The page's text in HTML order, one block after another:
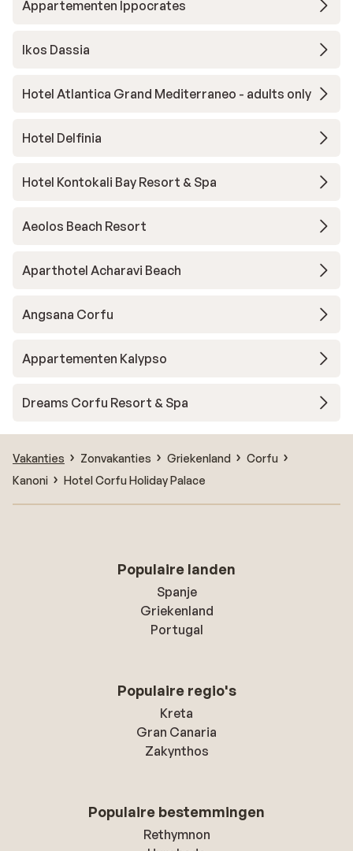
Appartementen Ippocrates
Ikos Dassia
Hotel Atlantica Grand Mediterraneo - adults only
Hotel Delfinia
Hotel Kontokali Bay Resort & Spa
Aeolos Beach Resort
Aparthotel Acharavi Beach
Angsana Corfu
Appartementen Kalypso
Dreams Corfu Resort & Spa
Vakanties Zonvakanties Griekenland
Corfu
Kanoni
Hotel Corfu Holiday Palace
Populaire landen
Spanje
Griekenland
Portugal
Populaire regio's
Kreta
Gran Canaria
Zakynthos
Populaire bestemmingen
Rethymnon